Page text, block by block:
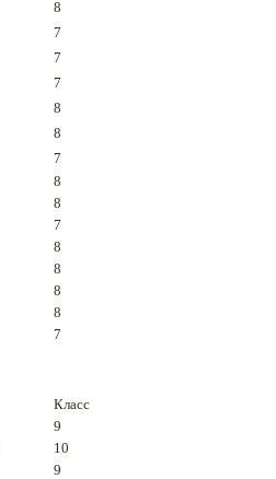
8
7
7
7
8
8
7
8
8
7
8
8
8
8
7
Класс
9
10
9